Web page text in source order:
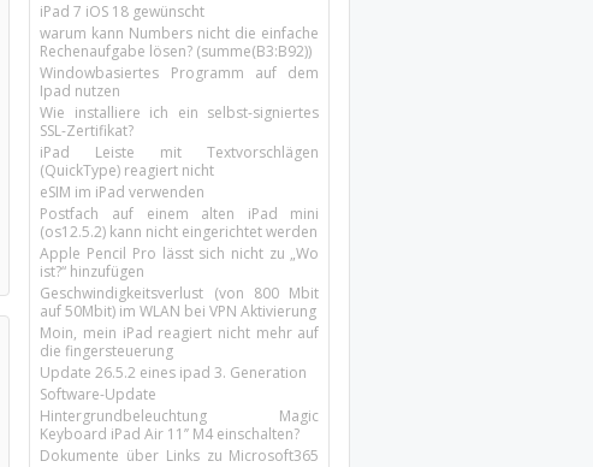
iPad 7 iOS 18 gewünscht
warum kann Numbers nicht die einfache
Rechenaufgabe lösen? (summe(B3:B92))
Windowbasiertes Programm auf dem
Ipad nutzen
Wie installiere ich ein selbst-signiertes
SSL-Zertifikat?
iPad Leiste mit Textvorschlägen
(QuickType) reagiert nicht
eSIM im iPad verwenden
Postfach auf einem alten iPad mini
(os12.5.2) kann nicht eingerichtet werden
Apple Pencil Pro lässt sich nicht zu „Wo
ist?“ hinzufügen
Geschwindigkeitsverlust (von 800 Mbit
auf 50Mbit) im WLAN bei VPN Aktivierung
Moin, mein iPad reagiert nicht mehr auf
die fingersteuerung
Update 26.5.2 eines ipad 3. Generation
Software-Update
Hintergrundbeleuchtung Magic
Keyboard iPad Air 11’’ M4 einschalten?
Dokumente über Links zu Microsoft365